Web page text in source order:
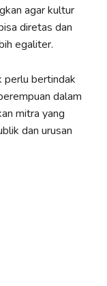
agar kultur
diretas dan
egaliter.
perlu bertindak
dalam
mitra yang
dan urusan